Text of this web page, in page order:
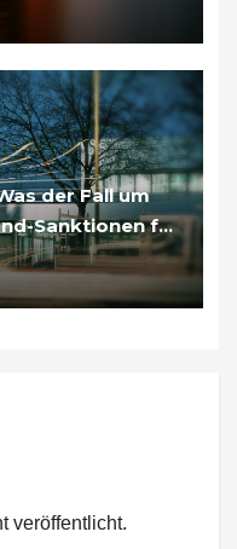
der Fall um
Sanktionen für
veröffentlicht.